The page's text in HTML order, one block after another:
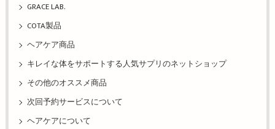
GRACE LAB.
COTA製品
ヘアケア商品
キレイな体をサポートする人気サプリのネットショップ
その他のオススメ商品
次回予約サービスについて
ヘアケアについて